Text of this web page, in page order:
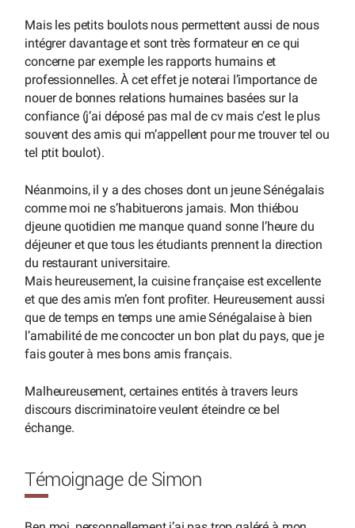
Mais les petits boulots nous permettent aussi de nous
intégrer davantage et sont très formateur en ce qui
concerne par exemple les rapports humains et
professionnelles. À cet effet je noterai l’importance de
nouer de bonnes relations humaines basées sur la
confiance (j’ai déposé pas mal de cv mais c’est le plus
souvent des amis qui m’appellent pour me trouver tel ou
tel ptit boulot).
Néanmoins, il y a des choses dont un jeune Sénégalais
comme moi ne s’habituerons jamais. Mon thiébou
djeune quotidien me manque quand sonne l’heure du
déjeuner et que tous les étudiants prennent la direction
du restaurant universitaire.
Mais heureusement, la cuisine française est excellente
et que des amis m’en font profiter. Heureusement aussi
que de temps en temps une amie Sénégalaise à bien
l’amabilité de me concocter un bon plat du pays, que je
fais gouter à mes bons amis français.
Malheureusement, certaines entités à travers leurs
discours discriminatoire veulent éteindre ce bel
échange.
Témoignage de Simon